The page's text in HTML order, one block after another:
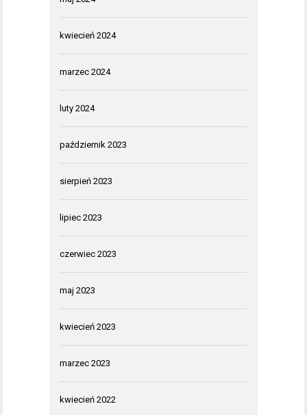
kwiecień 2024
marzec 2024
luty 2024
październik 2023
sierpień 2023
lipiec 2023
czerwiec 2023
maj 2023
kwiecień 2023
marzec 2023
kwiecień 2022